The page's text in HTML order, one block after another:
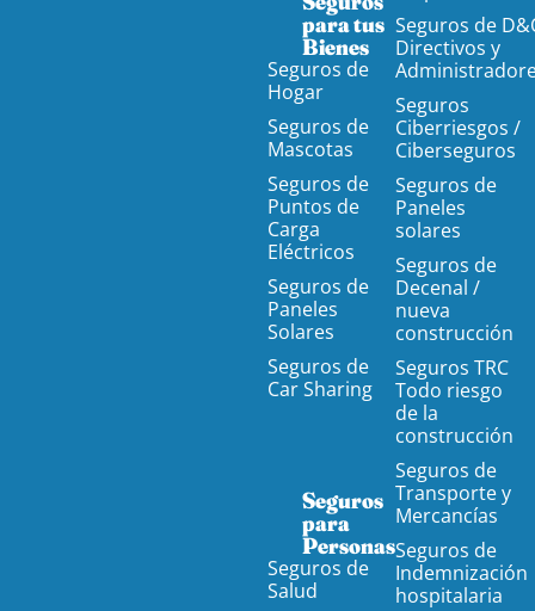
para tus
Bienes
Seguros de
Hogar
Seguros de
Mascotas
Seguros de
Puntos de
Carga
Eléctricos
Seguros de
Paneles
Solares
Seguros de
Car Sharing
Seguros
para
Personas
Seguros de
Salud
Seguros de
Directivos y
Seguros
Ciberriesgos /
Ciberseguros
Seguros de
Paneles
solares
Seguros de
Decenal /
nueva
construcción
Seguros TRC
Todo riesgo
de la
construcción
Seguros de
Transporte y
Mercancías
Seguros de
Indemnización
hospitalaria